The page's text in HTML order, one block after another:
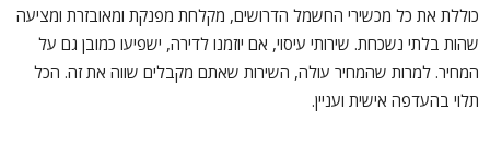
כוללת את כל מכשירי החשמל הדרושים, מקלחת מפנקת ומאובזרת ומציעה
שהות בלתי נשכחת. שירותי עיסוי, אם יוזמנו לדירה, ישפיעו כמובן גם על
המחיר. למרות שהמחיר עולה, השירות שאתם מקבלים שווה את זה. הכל
תלוי בהעדפה אישית ועניין.